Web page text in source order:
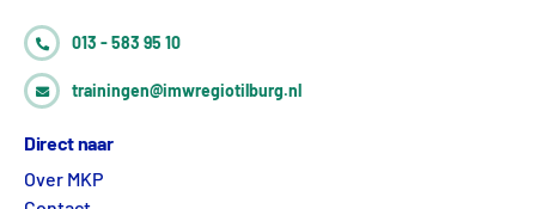
013 - 583 95 10
trainingen@imwregiotilburg.nl
Direct naar
Over MKP